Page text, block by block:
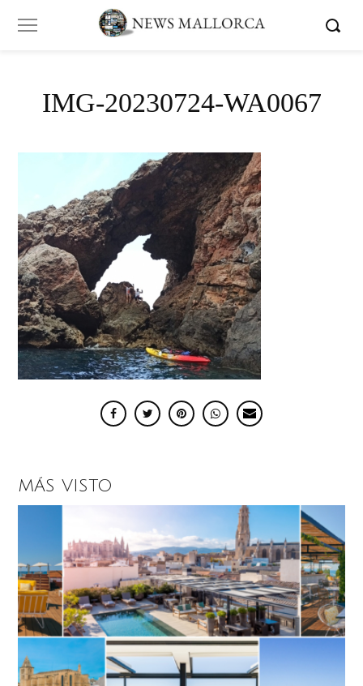
IMG-20230724-WA0067
MÁS VISTO